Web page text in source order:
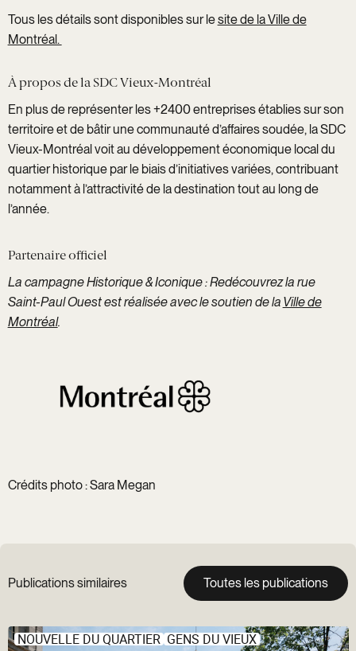
Tous les détails sont disponibles sur lesite de la Ville de
Montréal.
À propos de la SDC Vieux-Montréal
En plus de représenter les +2400 entreprises établies sur son
territoire et de bâtir une communauté d’affaires soudée, la SDC
Vieux-Montréal voit au développement économique local du
quartier historique par le biais d’initiatives variées, contribuant
notamment à l’attractivité de la destination tout au long de
l’année.
Partenaire officiel
La campagne Historique & Iconique : Redécouvrez la rue
Saint-Paul Ouest est réalisée avec le soutien de la Ville de
Montréal.
Crédits photo : Sara Megan
Publications similaires Toutes les publications
NOUVELLE DU QUARTIER GENS DU VIEUX